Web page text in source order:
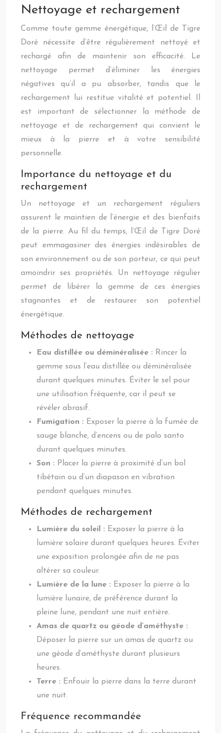
Nettoyage et rechargement
Comme toute gemme énergétique, l’Œil de Tigre
Doré nécessite d’être régulièrement nettoyé et
rechargé afin de maintenir son efficacité. Le
nettoyage permet d’éliminer les énergies
négatives qu’il a pu absorber, tandis que le
rechargement lui restitue vitalité et potentiel. Il
est important de sélectionner la méthode de
nettoyage et de rechargement qui convient le
mieux à la pierre et à votre sensibilité
personnelle.
Importance du nettoyage et du
rechargement
Un nettoyage et un rechargement réguliers
assurent le maintien de l’énergie et des bienfaits
de la pierre. Au fil du temps, l’Œil de Tigre Doré
peut emmagasiner des énergies indésirables de
son environnement ou de son porteur, ce qui peut
amoindrir ses propriétés. Un nettoyage régulier
permet de libérer la gemme de ces énergies
stagnantes et de restaurer son potentiel
énergétique.
Méthodes de nettoyage
Eau distillée ou déminéralisée : Rincer la
gemme sous l’eau distillée ou déminéralisée
durant quelques minutes. Éviter le sel pour
une utilisation fréquente, car il peut se
révéler abrasif.
Fumigation : Exposer la pierre à la fumée de
sauge blanche, d’encens ou de palo santo
durant quelques minutes.
Son : Placer la pierre à proximité d’un bol
tibétain ou d’un diapason en vibration
pendant quelques minutes.
Méthodes de rechargement
Lumière du soleil : Exposer la pierre à la
lumière solaire durant quelques heures. Éviter
une exposition prolongée afin de ne pas
altérer sa couleur.
Lumière de la lune : Exposer la pierre à la
lumière lunaire, de préférence durant la
pleine lune, pendant une nuit entière.
Amas de quartz ou géode d’améthyste :
Déposer la pierre sur un amas de quartz ou
une géode d’améthyste durant plusieurs
heures.
Terre : Enfouir la pierre dans la terre durant
une nuit.
Fréquence recommandée